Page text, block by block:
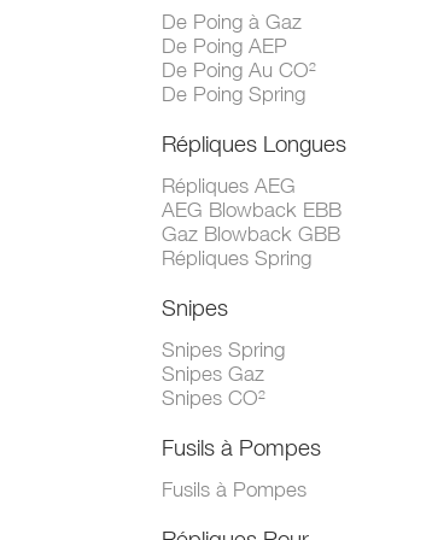
De Poing à Gaz
De Poing AEP
De Poing Au CO²
De Poing Spring
Répliques Longues
Répliques AEG
AEG Blowback EBB
Gaz Blowback GBB
Répliques Spring
Snipes
Snipes Spring
Snipes Gaz
Snipes CO²
Fusils à Pompes
Fusils à Pompes